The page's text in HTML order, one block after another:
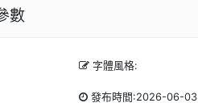
數
字體風格:
發布時間:2026-06-03